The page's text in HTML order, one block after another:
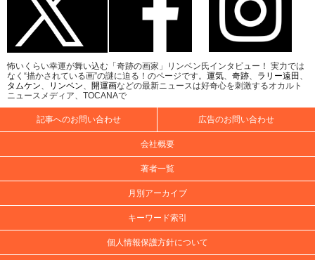
怖いくらい幸運が舞い込む「奇跡の画家」リンベン氏インタビュー！ 実力では
なく“描かされている画”の謎に迫る！のページです。 運気、 奇跡、 ラリー遠田 、
タムケン、 リンベン、 開運画などの最新ニュースは好奇心を刺激するオカルト
ニュースメディア、TOCANAで
記事へのお問い合わせ 広告のお問い合わせ
会社概要
著者一覧
月別アーカイブ
キーワード索引
個人情報保護方針について